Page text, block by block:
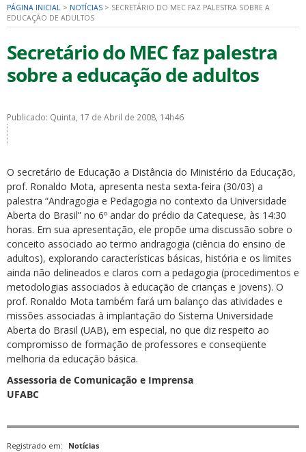
PÁGINA INICIAL > NOTÍCIAS > SECRETÁRIO DO MEC FAZ PALESTRA SOBRE A
EDUCAÇÃO DE ADULTOS
Secretário do MEC faz palestra
sobre a educação de adultos
Publicado: Quinta, 17 de Abril de 2008, 14h46
O secretário de Educação a Distância do Ministério da Educação,
prof. Ronaldo Mota, apresenta nesta sexta-feira (30/03) a
palestra “Andragogia e Pedagogia no contexto da Universidade
Aberta do Brasil” no 6º andar do prédio da Catequese, às 14:30
horas. Em sua apresentação, ele propõe uma discussão sobre o
conceito associado ao termo andragogia (ciência do ensino de
adultos), explorando características básicas, história e os limites
ainda não delineados e claros com a pedagogia (procedimentos e
metodologias associados à educação de crianças e jovens). O
prof. Ronaldo Mota também fará um balanço das atividades e
missões associadas à implantação do Sistema Universidade
Aberta do Brasil (UAB), em especial, no que diz respeito ao
compromisso de formação de professores e conseqüente
melhoria da educação básica.
Assessoria de Comunicação e Imprensa
UFABC
Registrado em: Notícias